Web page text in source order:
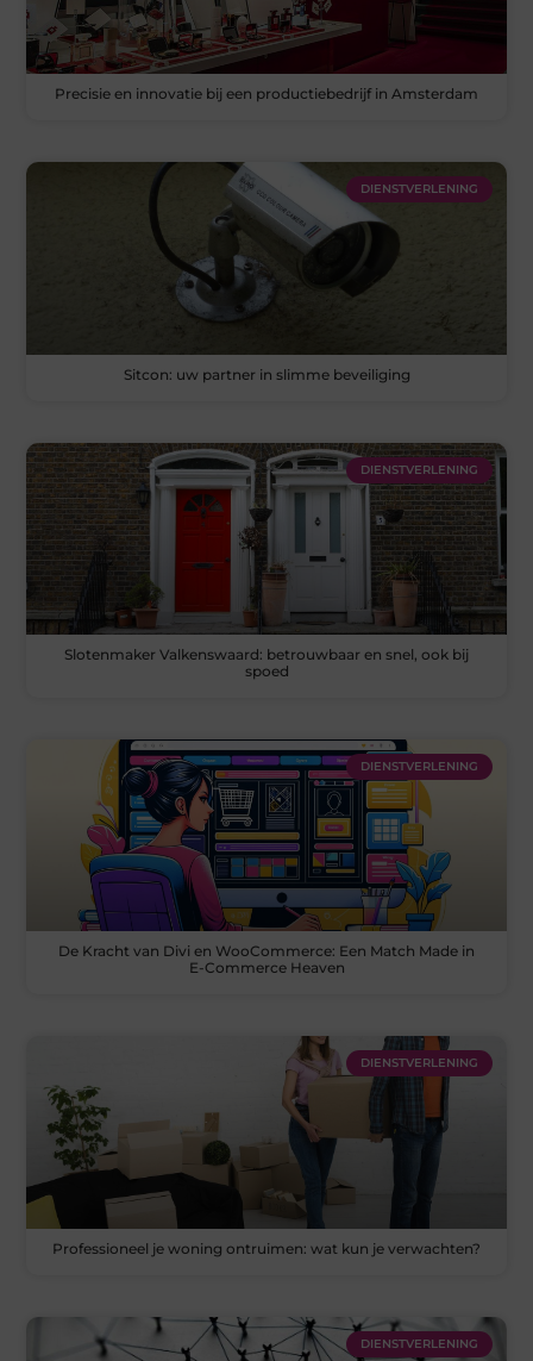
Precisie en innovatie bij een productiebedrijf in Amsterdam
DIENSTVERLENING
Sitcon: uw partner in slimme beveiliging
DIENSTVERLENING
Slotenmaker Valkenswaard: betrouwbaar en snel, ook bij
spoed
DIENSTVERLENING
De Kracht van Divi en WooCommerce: Een Match Made in
E-Commerce Heaven
DIENSTVERLENING
Professioneel je woning ontruimen: wat kun je verwachten?
DIENSTVERLENING